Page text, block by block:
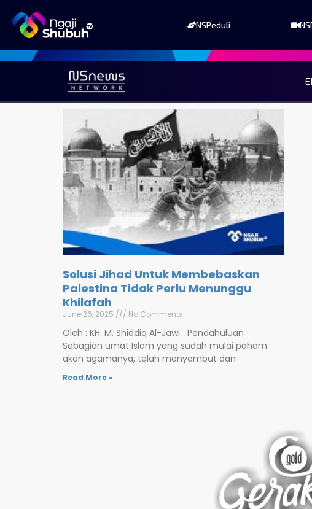
NSPeduli
Solusi Jihad Untuk Membebaskan
Palestina Tidak Perlu Menunggu
Khilafah
June 26, 2025 No Comments
Oleh : KH. M. Shiddiq Al-Jawi Pendahuluan
Sebagian umat Islam yang sudah mulai paham
akan agamanya, telah menyambut dan
Read More »